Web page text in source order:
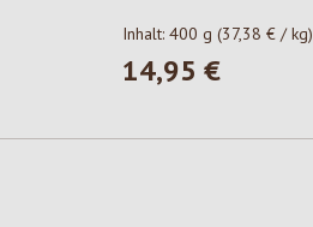
Inhalt: 400 g (37,38 € / kg)
Regulärer Preis:
14,95 €